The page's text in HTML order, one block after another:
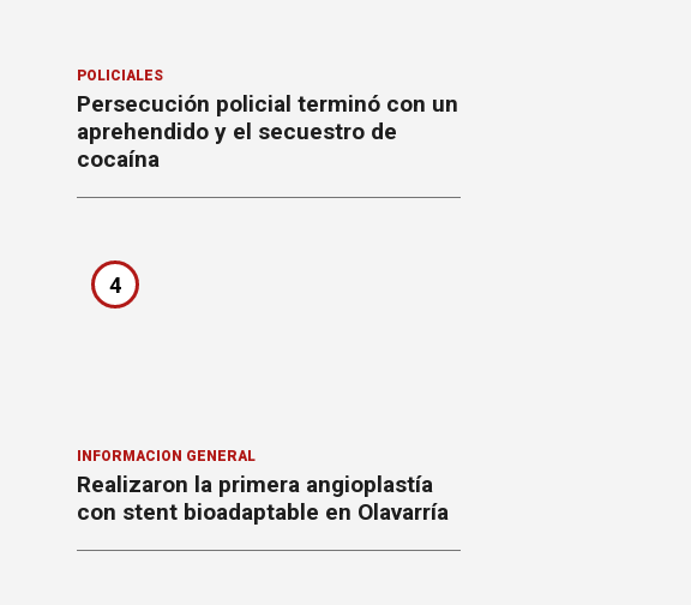
POLICIALES
Persecución policial terminó con un
aprehendido y el secuestro de
cocaína
4
INFORMACION GENERAL
Realizaron la primera angioplastía
con stent bioadaptable en Olavarría